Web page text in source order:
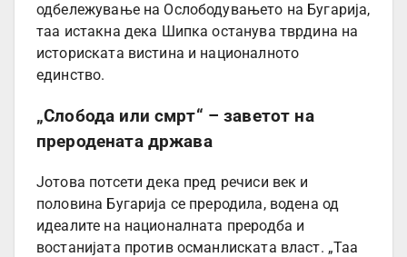
одбележување на Ослободувањето на Бугарија,
таа истакна дека Шипка останува тврдина на
историската вистина и националното
единство.
„Слобода или смрт“ – заветот на
преродената држава
Јотова потсети дека пред речиси век и
половина Бугарија се преродила, водена од
идеалите на националната преродба и
востанијата против османлиската власт. „Таа